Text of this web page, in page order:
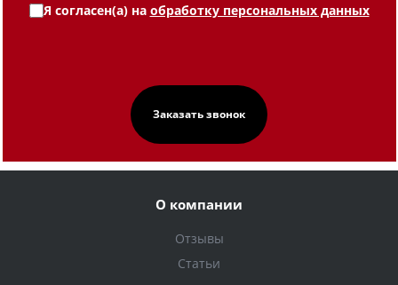
Я согласен(а) на обработку персональных данных
О компании
Отзывы
Статьи